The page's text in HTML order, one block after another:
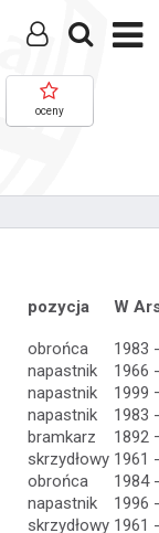
oceny
pozycja
W
obrońca
1983
napastnik
1966
napastnik
1999
napastnik
1983
bramkarz
1892
skrzydłowy 1961
obrońca
1984
napastnik
1996
skrzydłowy 1961